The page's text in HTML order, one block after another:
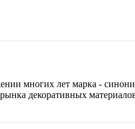
многих лет марка -
декоративных